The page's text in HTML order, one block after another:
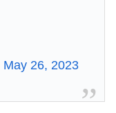
May 26, 2023